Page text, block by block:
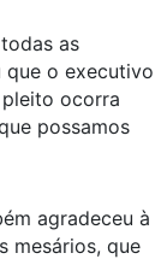
as
que o executivo
ocorra
possamos
agradeceu à
mesários, que